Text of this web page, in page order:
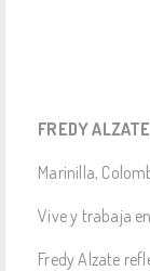
FREDY
Marinilla,
Vive y trabaja
Fredy Alzate